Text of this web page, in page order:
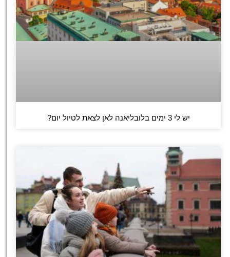
יש לי 3 ימים בלובליאנה לאן לצאת לטיול יום?